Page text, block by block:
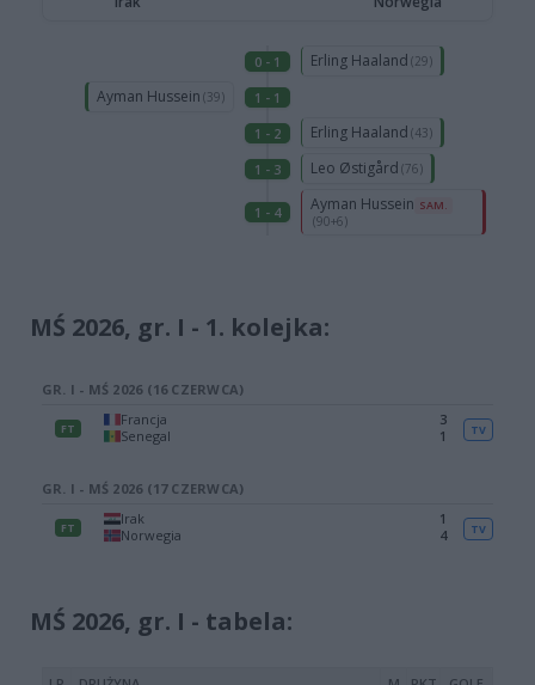
MŚ 2026, gr. I - 1. kolejka:
MŚ 2026, gr. I - tabela: